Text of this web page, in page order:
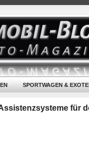
SPORTWAGEN &
für